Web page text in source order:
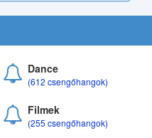
Dance
(612 csengőhangok)
Filmek
(255 csengőhangok)